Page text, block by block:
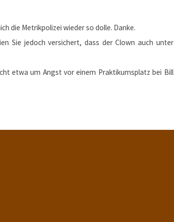
die Metrikpolizei wieder so dolle. Danke.
Sie jedoch versichert, dass der Clown auch unter
etwa um Angst vor einem Praktikumsplatz bei Bill